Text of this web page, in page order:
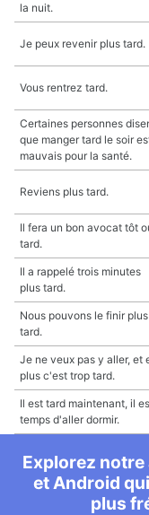
la nuit.
Je peux revenir plus tard.
Vous rentrez tard.
Certaines personnes
que manger tard le soir
mauvais pour la santé.
Reviens plus tard.
Il fera un bon avocat tôt
tard.
Il a rappelé trois minutes
plus tard.
Nous pouvons le finir plus
tard.
Je ne veux pas y aller, et
plus c'est trop tard.
Il est tard maintenant, il
temps d'aller dormir.
Explorez
et Android
plus